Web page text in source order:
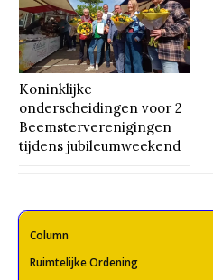
Koninklijke
onderscheidingen voor 2
Beemsterverenigingen
tijdens jubileumweekend
Column
Ruimtelijke Ordening